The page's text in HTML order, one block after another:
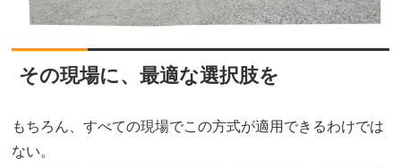
その現場に、最適な選択肢を
もちろん、すべての現場でこの方式が適用できるわけでは
ない。